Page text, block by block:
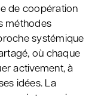
de coopération
méthodes
systémique
où chaque
activement, à
idées. La